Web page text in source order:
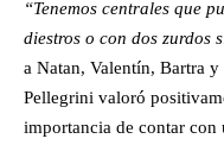
“Tenemos centrales que
diestros o con dos zurdos
a Natan, Valentín, Bartra y
Pellegrini valoró
importancia de contar con